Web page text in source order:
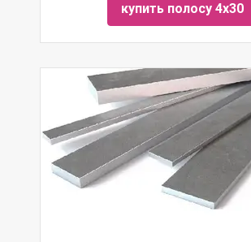
купить полосу 4х30